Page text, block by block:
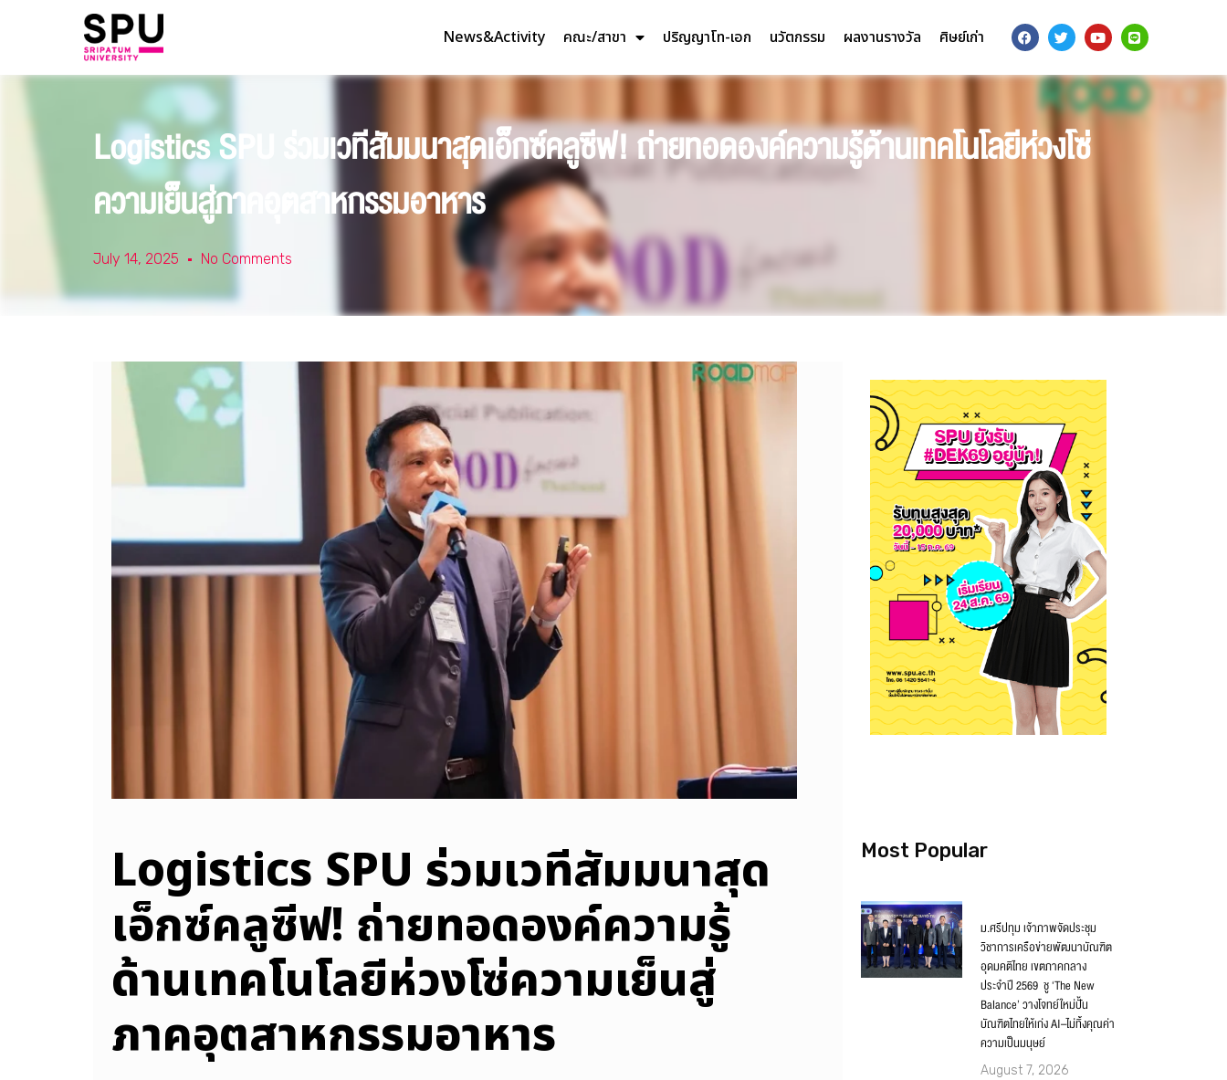
News&Activity คณะ/สาขา ปริญญาโท-เอก นวัตกรรม ผลงานรางวัล ศิษย์เก่า
Logistics SPU ร่วมเวทีสัมมนาสุดเอ็กซ์คลูซีฟ! ถ่ายทอดองค์ความรู้ด้านเทคโนโลยีห่วงโซ่
ความเย็นสู่ภาคอุตสาหกรรมอาหาร
July 14, 2025 No Comments
Logistics SPU ร่วมเวทีสัมมนาสุด
เอ็กซ์คลูซีฟ! ถ่ายทอดองค์ความรู้
ด้านเทคโนโลยีห่วงโซ่ความเย็นสู่
ภาคอุตสาหกรรมอาหาร
Most Popular
ม.ศรีปทุม เจ้าภาพจัดประชุม
วิชาการเครือข่ายพัฒนาบัณฑิต
อุดมคติไทย เขตภาคกลาง
ประจำปี 2569 ชู ‘The New
Balance’ วางโจทย์ใหม่ปั้น
บัณฑิตไทยให้เก่ง AI–ไม่ทิ้งคุณค่า
ความเป็นมนุษย์
August 7, 2026